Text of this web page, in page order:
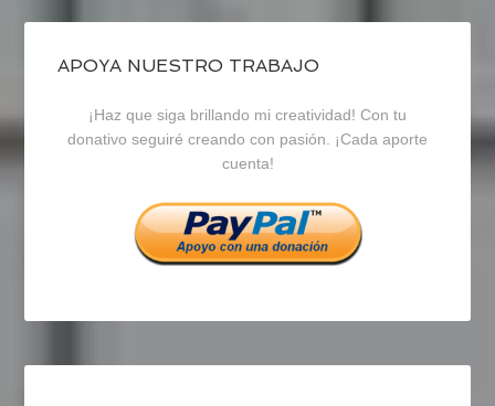
de
blogrecursosep
en
Facebook
de
recursosep
en
Twitter
de
recursosep
en
Instagram
APOYA NUESTRO TRABAJO
¡Haz que siga brillando mi creatividad! Con tu
donativo seguiré creando con pasión. ¡Cada aporte
cuenta!